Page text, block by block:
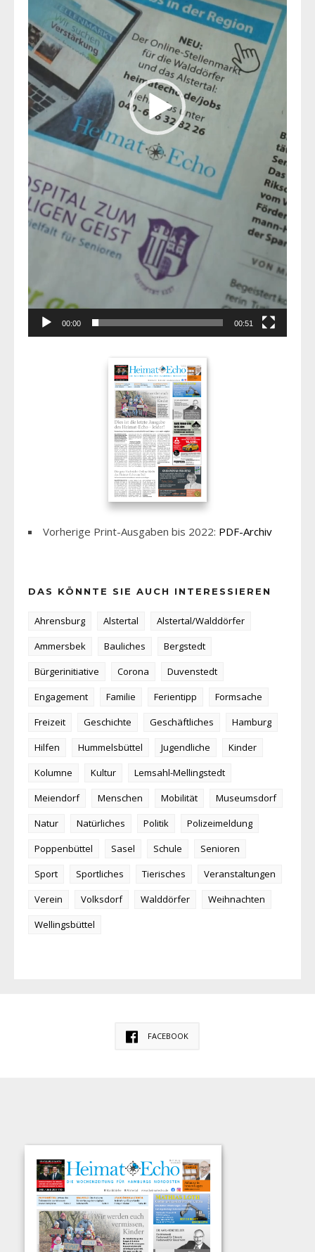
00:00 00:51
Vorherige Print-Ausgaben bis 2022: PDF-Archiv
DAS KÖNNTE SIE AUCH INTERESSIEREN
Ahrensburg Alstertal
Alstertal/Walddörfer
Ammersbek
Bauliches
Bergstedt
Bürgerinitiative
Corona
Duvenstedt
Engagement
Familie Ferientipp
Formsache
Freizeit
Geschichte Geschäftliches
Hamburg
Hilfen
Hummelsbüttel Jugendliche
Kinder
Kolumne
Kultur
Lemsahl-Mellingstedt
Meiendorf
Menschen Mobilität
Museumsdorf
Natur
Natürliches Politik
Polizeimeldung
Poppenbüttel
Sasel Schule
Senioren
Sport
Sportliches Tierisches
Veranstaltungen
Verein
Volksdorf Walddörfer
Weihnachten
Wellingsbüttel
FACEBOOK